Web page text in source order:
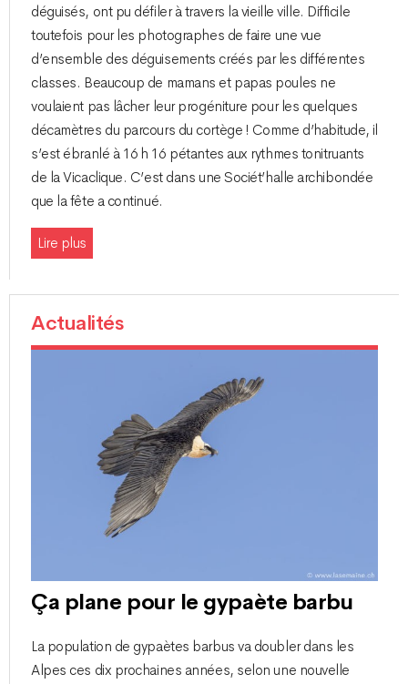
déguisés, ont pu défiler à travers la vieille ville. Difficile
toutefois pour les photographes de faire une vue
d’ensemble des déguisements créés par les différentes
classes. Beaucoup de mamans et papas poules ne
voulaient pas lâcher leur progéniture pour les quelques
décamètres du parcours du cortège ! Comme d’habitude, il
s’est ébranlé à 16 h 16 pétantes aux rythmes tonitruants
de la Vicaclique. C’est dans une Sociét’halle archibondée
que la fête a continué.
Lire plus
Actualités
Ça plane pour le gypaète barbu
La population de gypaètes barbus va doubler dans les
Alpes ces dix prochaines années, selon une nouvelle